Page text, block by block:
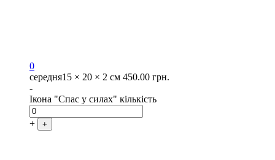
0
середня15 × 20 × 2 см 450.00 грн.
-
Ікона "Спас у силах" кількість
+ +